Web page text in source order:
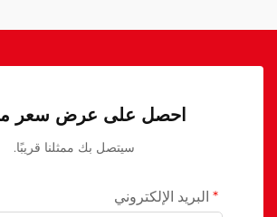
احصل على عرض سعر
سيتصل بك ممثلنا قريبًا.
البريد الإلكتروني